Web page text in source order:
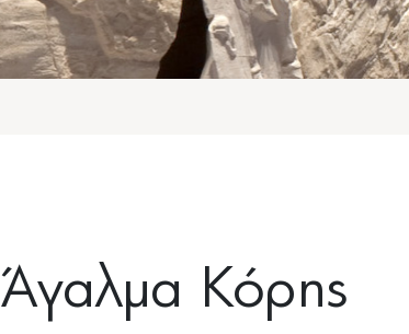
Άγαλμα Κόρης